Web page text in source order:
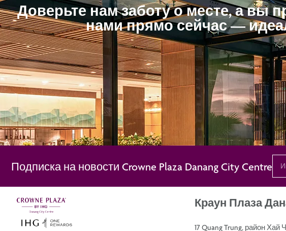
Доверьте нам заботу о месте, а вы
нами прямо сейчас —
Подписка на новости Crowne Plaza Danang City Centre
Краун Плаза
17 Quang Trung, район Хай